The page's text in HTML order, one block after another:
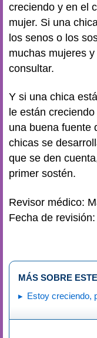
creciendo y en el
mujer. Si una
los senos o los
muchas mujeres
consultar.
Y si una chica
le están
una buena fuente
chicas se
que se den
primer sostén.
Revisor médico:
Fecha de
MÁS SOBRE
Estoy creciendo,